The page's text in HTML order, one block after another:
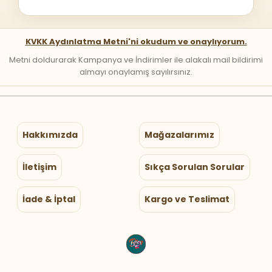
KVKK Aydınlatma Metni'ni okudum ve onaylıyorum.
Metni doldurarak Kampanya ve İndirimler ile alakalı mail bildirimi
almayı onaylamış sayılırsınız.
Hakkımızda Mağazalarımız
İletişim Sıkça Sorulan Sorular
İade & İptal Kargo ve Teslimat